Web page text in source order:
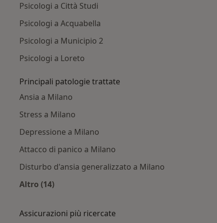
Psicologi a Città Studi
Psicologi a Acquabella
Psicologi a Municipio 2
Psicologi a Loreto
Principali patologie trattate
Ansia a Milano
Stress a Milano
Depressione a Milano
Attacco di panico a Milano
Disturbo d'ansia generalizzato a Milano
Altro (14)
Assicurazioni più ricercate